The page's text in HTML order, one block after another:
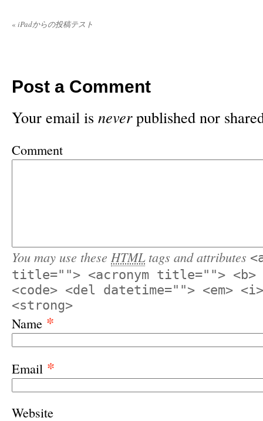
« iPadからの投稿テスト
Post a Comment
Your email is neverpublished nor
Comment
You may use these HTMLtags and attributes
title=""> <acronym title=""> <b>
<code> <del datetime=""> <em>
<strong>
Name *
Email *
Website